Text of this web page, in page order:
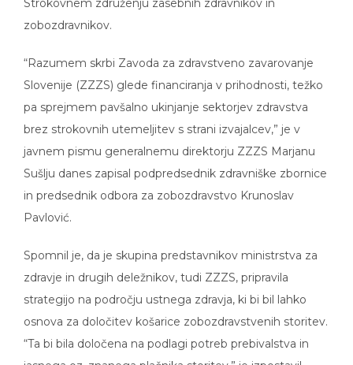
Slovenije (ZZZS) glede financiranja v prihodnosti, težko
pa sprejmem pavšalno ukinjanje sektorjev zdravstva
brez strokovnih utemeljitev s strani izvajalcev,” je v
javnem pismu generalnemu direktorju ZZZS Marjanu
Sušlju danes zapisal podpredsednik zdravniške zbornice
in predsednik odbora za zobozdravstvo Krunoslav
Pavlović.
zdravje in drugih deležnikov, tudi ZZZS, pripravila
strategijo na področju ustnega zdravja, ki bi bil lahko
osnova za določitev košarice zobozdravstvenih storitev.
jasnega oz. znanega plačnika storitev,” je izpostavil.